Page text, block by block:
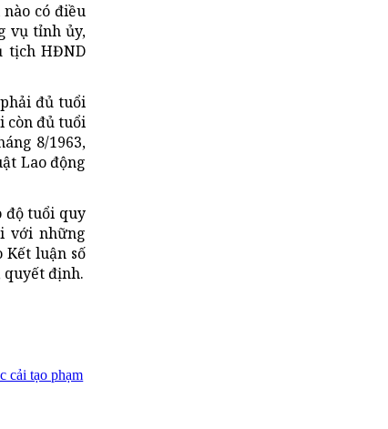
có điều
vụ tỉnh ủy,
tịch HĐND
đủ tuổi
còn đủ tuổi
8/1963,
Lao động
độ tuổi quy
với những
luận số
quyết định.
cải tạo phạm